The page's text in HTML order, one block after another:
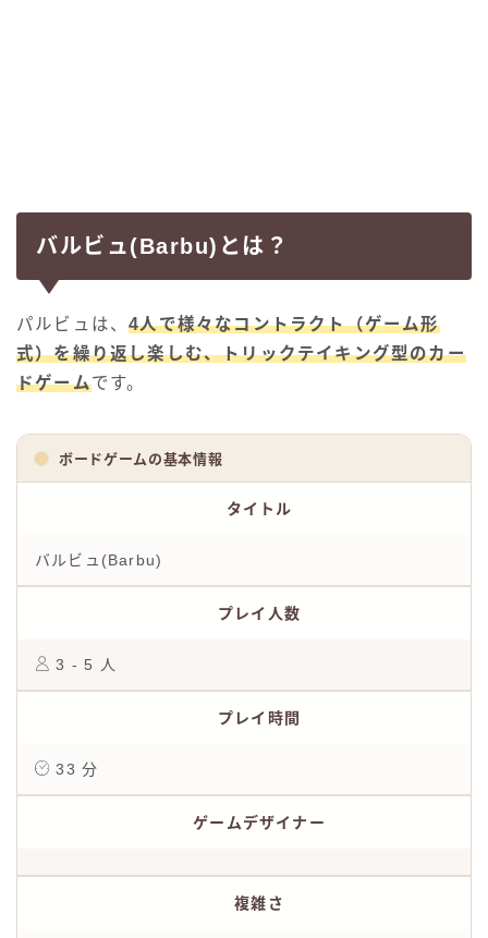
バルビュ(Barbu)とは？
パルビュは、4人で様々なコントラクト（ゲーム形
式）を繰り返し楽しむ、トリックテイキング型のカー
ドゲームです。
ボードゲームの基本情報
タイトル
バルビュ(Barbu)
プレイ人数
3 - 5 人
プレイ時間
33 分
ゲームデザイナー
複雑さ